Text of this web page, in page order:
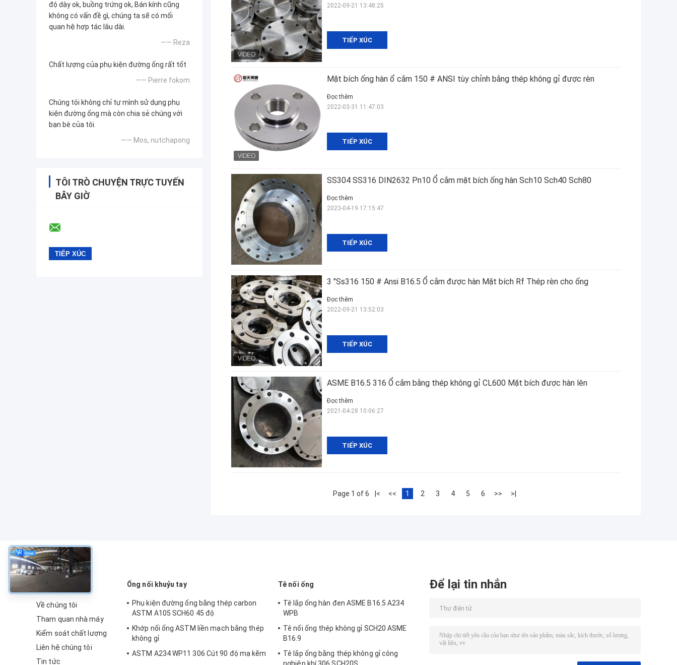
độ dày ok, buồng trứng ok, Bán kính cũng
không có vấn đề gì, chúng ta sẽ có mối
quan hệ hợp tác lâu dài.
—— Reza
Chất lượng của phụ kiện đường ống rất tốt
—— Pierre fokom
Chúng tôi không chỉ tự mình sử dụng phụ
kiện đường ống mà còn chia sẻ chúng với
bạn bè của tôi.
—— Mos, nutchapong
TÔI TRÒ CHUYỆN TRỰC TUYẾN
BÂY GIỜ
TIẾP XÚC
2022-09-21 13:48:25
Mặt bích ống hàn ổ cắm 150 # ANSI tùy chỉnh bằng thép không gỉ được rèn
TIẾP XÚC
Đọc thêm
2022-03-31 11:47:03
SS304 SS316 DIN2632 Pn10 Ổ cắm mặt bích ống hàn Sch10 Sch40 Sch80
TIẾP XÚC
Đọc thêm
2023-04-19 17:15:47
3 "Ss316 150 # Ansi B16.5 Ổ cắm được hàn Mặt bích Rf Thép rèn cho ống
TIẾP XÚC
Đọc thêm
2022-09-21 13:52:03
ASME B16.5 316 Ổ cắm bằng thép không gỉ CL600 Mặt bích được hàn lên
TIẾP XÚC
Đọc thêm
2021-04-28 10:06:27
Page 1 of 6 |< << 1 2 3 4 5 6 >> >|
Về chúng tôi
Tham quan nhà máy
Kiểm soát chất lượng
Liên hệ chúng tôi
Tin tức
Ống nối khuỷu tay
Phụ kiện đường ống bằng thép carbon
ASTM A105 SCH60 45 độ
Khớp nối ống ASTM liền mạch bằng thép
không gỉ
ASTM A234 WP11 306 Cút 90 độ mạ kẽm
Tê nối ống
Tê lắp ống hàn đen ASME B16.5 A234
WPB
Tê nối ống thép không gỉ SCH20 ASME
B16.9
Tê lắp ống bằng thép không gỉ công
Để lại tin nhắn